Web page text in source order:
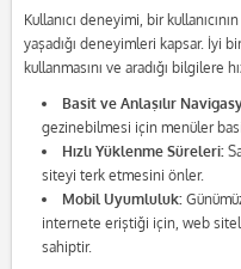
Kullanıcı deneyimi, bir
yaşadığı deneyimleri kapsar. İyi
kullanmasını ve aradığı bilgilere
Basit ve Anlaşılır
gezinebilmesi için menüler
Hızlı Yüklenme Süreleri:
siteyi terk etmesini önler.
Mobil Uyumluluk:
internete eriştiği için, web
sahiptir.